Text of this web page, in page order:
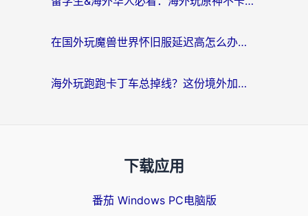
在国外玩魔兽世界怀旧服延迟高怎么办？老玩家亲测有效的加速器选择指南
海外玩跑跑卡丁车总掉线？这份境外加速指南帮你零延迟漂移！
下载应用
番茄 Windows PC电脑版